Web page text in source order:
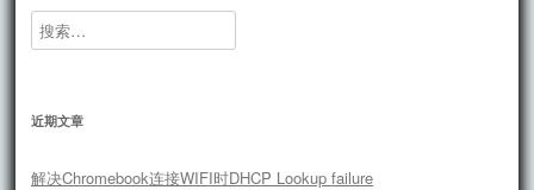
搜
索：
近期文章
解决Chromebook连接WIFI时DHCP Lookup failure